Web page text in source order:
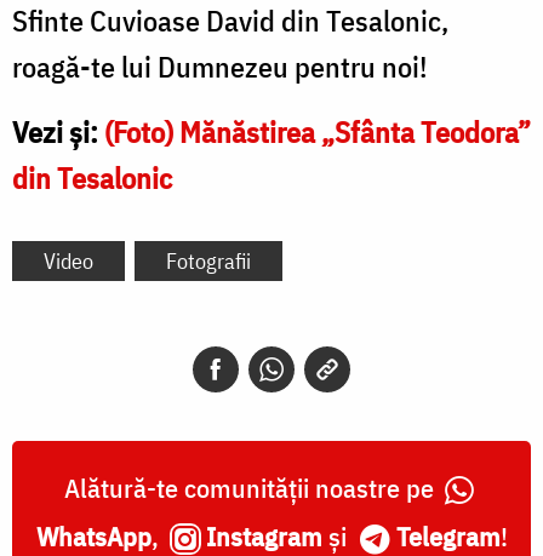
Sfinte Cuvioase David din Tesalonic,
roagă-te lui Dumnezeu pentru noi!
Vezi și: (Foto) Mănăstirea „Sfânta Teodora”
din Tesalonic
Video Fotografii
Alătură-te comunității noastre pe
WhatsApp, Instagram și Telegram!